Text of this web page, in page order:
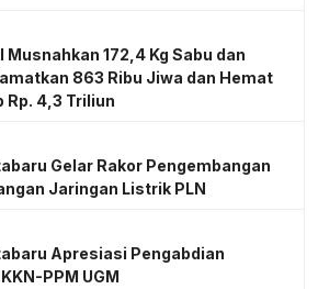
Musnahkan 172,4 Kg Sabu dan
863 Ribu Jiwa dan Hemat
Rp. 4,3 Triliun
Gelar Rakor Pengembangan
Jaringan Listrik PLN
Apresiasi Pengabdian
PPM UGM